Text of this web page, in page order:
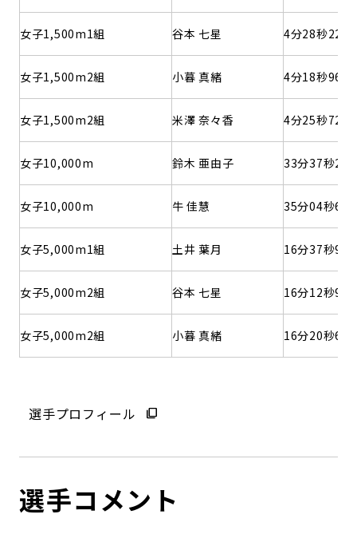
女子1,500m1組 谷本 七星 4分28秒22
女子1,500m2組 小暮 真緒 4分18秒96
女子1,500m2組 米澤 奈々香 4分25秒72
女子10,000m 鈴木 亜由子 33分37秒28
女子10,000m 牛 佳慧 35分04秒62
女子5,000m1組 土井 葉月 16分37秒97
女子5,000m2組 谷本 七星 16分12秒96
女子5,000m2組 小暮 真緒 16分20秒63
選手プロフィール
選手コメント